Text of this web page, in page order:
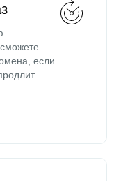
если